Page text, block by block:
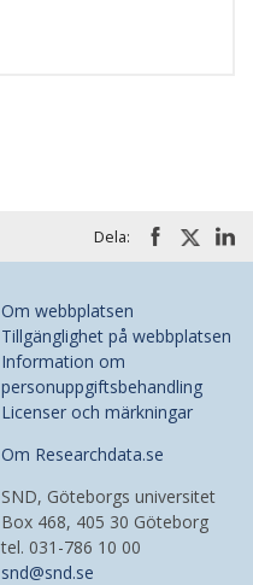
Dela:
Om webbplatsen
Tillgänglighet på webbplatsen
Information om
personuppgiftsbehandling
Licenser och märkningar
Om Researchdata.se
SND, Göteborgs universitet
Box 468, 405 30 Göteborg
tel. 031-786 10 00
snd@snd.se